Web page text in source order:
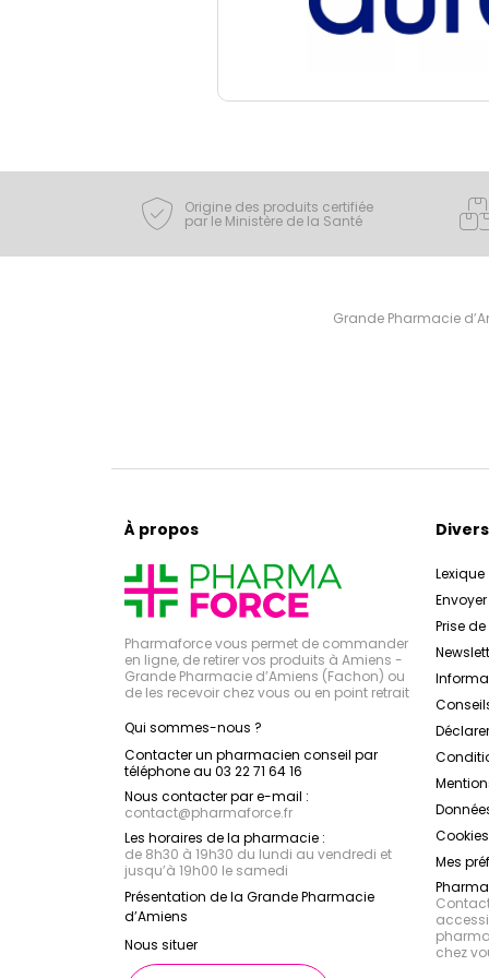
Origine des produits certifiée
par le Ministère de la Santé
Grande Pharmacie
À propos
Pharmaforce vous permet de commander
en ligne, de retirer vos produits à Amiens -
Grande Pharmacie d’Amiens (Fachon) ou
de les recevoir chez vous ou en point retrait
Qui sommes-nous ?
Contacter un pharmacien conseil par
téléphone au 03 22 71 64 16
Nous contacter par e-mail :
contact@pharmaforce.fr
Les horaires de la pharmacie :
de 8h30 à 19h30 du lundi au vendredi et
jusqu’à 19h00 le samedi
Présentation de la Grande Pharmacie
d’Amiens
Nous situer
Divers
Lexique
Prise
Cookies
Mes
chez